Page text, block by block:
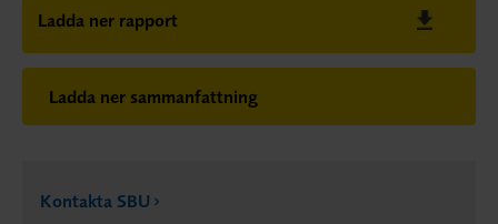
Ladda ner rapport
Ladda ner sammanfattning
Kontakta SBU